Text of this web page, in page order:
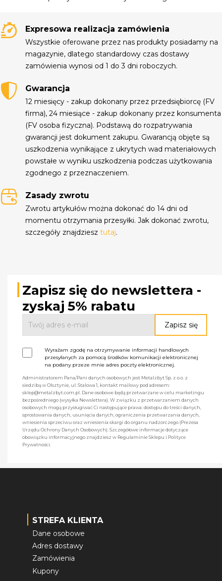
Expresowa realizacja zamówienia
Wszystkie oferowane przez nas produkty posiadamy na
magazynie, dlatego standardowy czas dostawy
zamówienia wynosi od 1 do 3 dni roboczych.
Gwarancja
12 miesięcy - zakup dokonany przez przedsiębiorcę (FV
firma), 24 miesiące - zakup dokonany przez konsumenta
(FV osoba fizyczna). Podstawą do rozpatrywania
gwarancji jest dokument zakupu. Gwarancją objęte są
uszkodzenia wynikające z ukrytych wad materiałowych
powstałe w wyniku uszkodzenia podczas użytkowania
zgodnego z przeznaczeniem.
Zasady zwrotu
Zwrotu artykułów można dokonać do 14 dni od
momentu otrzymania przesyłki. Jak dokonać zwrotu,
szczegóły znajdziesztutaj.
Zapisz się do newslettera -
zyskaj 5% rabatu
Wyrażam zgodę na otrzymywanie informacji handlowych
przesyłanych za pomocą środków komunikacji elektronicznej
na podany przeze mnie adres poczty elektronicznej.
Administratorem Pana/Pani danych osobowych jest Metalzbyt Sp. z o.o. z
siedzibą w Olsztynie, ul. Stalowa 1, kontakt mailowy pod adresem:
sklep@metalzbyt.com.pl. Dane osobowe będą przetwarzane w celu marketingu
bezpośredniego (wysyłka Newslettera). W związku z przetwarzaniem danych
osobowych mogą przysługiwać Ci następujące prawa: dostępu do treści danych,
sprostowania danych, usunięcia danych, ograniczenia przetwarzania danych,
wniesienia sprzeciwu oraz wniesienia skargi do organu nadzorczego (Prezesa
Urzędu Ochrony Danych Osobowych). Szczegółowe informacje dotyczące
obowiązku informacyjnego znajdziesz w Regulaminie Sklepu i Polityce
Prywatności.
STREFA KLIENTA
Dane osobowe
Adres dostawy
Zamówienia
Kupony